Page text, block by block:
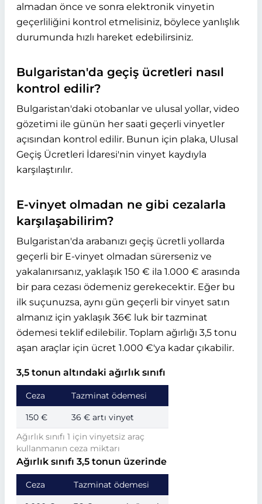
almadan önce ve sonra elektronik vinyetin
geçerliliğini kontrol etmelisiniz, böylece yanlışlık
durumunda hızlı hareket edebilirsiniz.
Bulgaristan'da geçiş ücretleri nasıl
kontrol edilir?
Bulgaristan'daki otobanlar ve ulusal yollar, video
gözetimi ile günün her saati geçerli vinyetler
açısından kontrol edilir. Bunun için plaka, Ulusal
Geçiş Ücretleri İdaresi'nin vinyet kaydıyla
karşılaştırılır.
E-vinyet olmadan ne gibi cezalarla
karşılaşabilirim?
Bulgaristan'da arabanızı geçiş ücretli yollarda
geçerli bir E-vinyet olmadan sürerseniz ve
yakalanırsanız, yaklaşık 150 € ila 1.000 € arasında
bir para cezası ödemeniz gerekecektir. Eğer bu
ilk suçunuzsa, aynı gün geçerli bir vinyet satın
almanız için yaklaşık 36€ luk bir tazminat
ödemesi teklif edilebilir. Toplam ağırlığı 3,5 tonu
aşan araçlar için ücret 1.000 €'ya kadar çıkabilir.
3,5 tonun altındaki ağırlık sınıfı
Ağırlık sınıfı 1 için vinyetsiz araç
kullanmanın ceza miktarı
Ceza Tazminat ödemesi
150 € 36 € artı vinyet
Ağırlık sınıfı 3,5 tonun üzerinde
Ceza Tazminat ödemesi